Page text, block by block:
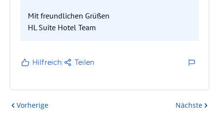
Mit freundlichen Grüßen
HL Suite Hotel Team
Hilfreich Teilen
Vorherige Nächste